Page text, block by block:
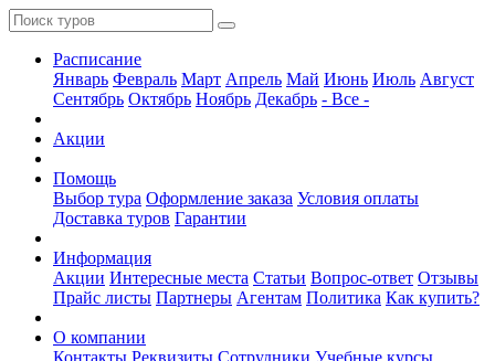
Расписание
Январь Февраль Март Апрель Май Июнь Июль Август
Сентябрь Октябрь Ноябрь Декабрь - Все -
Акции
Помощь
Выбор тура Оформление заказа Условия оплаты
Доставка туров Гарантии
Информация
Акции Интересные места Статьи Вопрос-ответ Отзывы
Прайс листы Партнеры Агентам Политика Как купить?
О компании
Контакты Реквизиты Сотрудники Учебные курсы